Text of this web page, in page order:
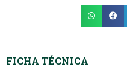
FICHA TÉCNICA